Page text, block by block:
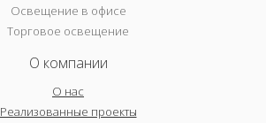
Освещение в офисе
Торговое освещение
О компании
О нас
Реализованные проекты